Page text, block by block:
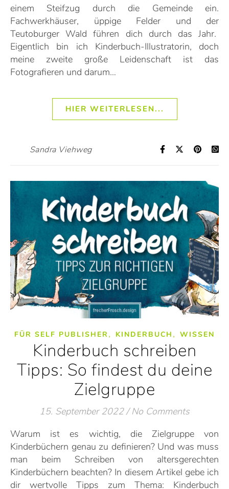
einem Steifzug durch die Gemeinde ein.
Fachwerkhäuser, üppige Felder und der
Teutoburger Wald führen dich durch das Jahr.
Eigentlich bin ich Kinderbuch-Illustratorin, doch
meine zweite große Leidenschaft ist das
Fotografieren und darum…
HIER WEITERLESEN...
Sandra Viehweg
FÜR SELF PUBLISHER , KINDERBUCH , WISSEN
Kinderbuch schreiben
Tipps: So findest du deine
Zielgruppe
15. September 2022 / No Comments
Warum ist es wichtig, die Zielgruppe von
Kinderbüchern genau zu definieren? Und was muss
man beim Schreiben von altersgerechten
Kinderbüchern beachten? In diesem Artikel gebe ich
dir wertvolle Tipps zum Thema: Kinderbuch